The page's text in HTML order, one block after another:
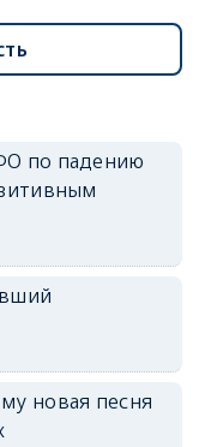
по падению
новая песня